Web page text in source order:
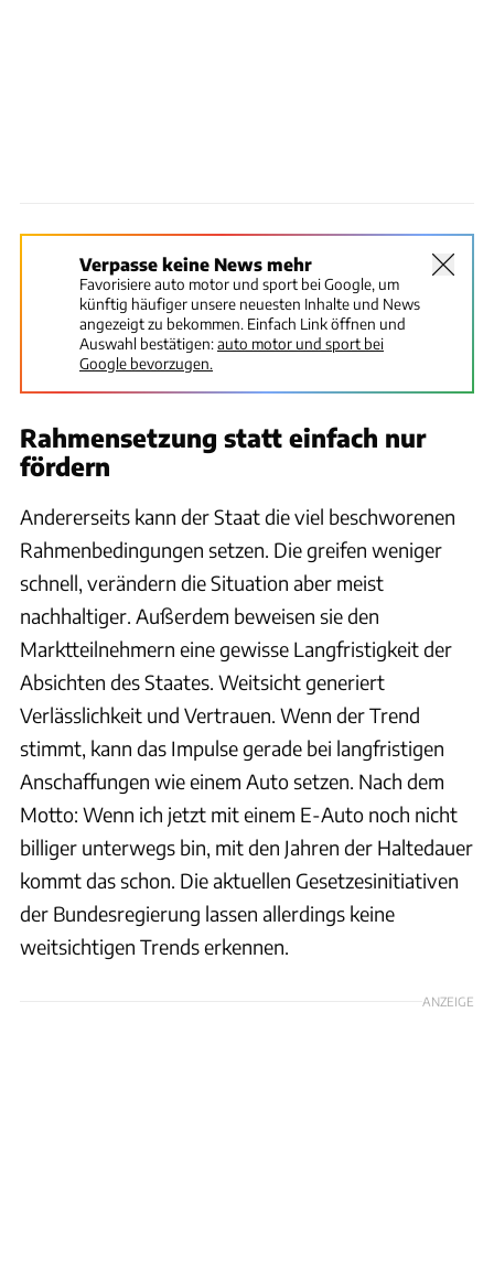
Verpasse keine News mehr
Favorisiere auto motor und sport bei Google, um
künftig häufiger unsere neuesten Inhalte und News
angezeigt zu bekommen. Einfach Link öffnen und
Auswahl bestätigen:auto motor und sport bei
Google bevorzugen.
Rahmensetzung statt einfach nur
fördern
Andererseits kann der Staat die viel beschworenen
Rahmenbedingungen setzen. Die greifen weniger
schnell, verändern die Situation aber meist
nachhaltiger. Außerdem beweisen sie den
Marktteilnehmern eine gewisse Langfristigkeit der
Absichten des Staates. Weitsicht generiert
Verlässlichkeit und Vertrauen. Wenn der Trend
stimmt, kann das Impulse gerade bei langfristigen
Anschaffungen wie einem Auto setzen. Nach dem
Motto: Wenn ich jetzt mit einem E-Auto noch nicht
billiger unterwegs bin, mit den Jahren der Haltedauer
kommt das schon. Die aktuellen Gesetzesinitiativen
der Bundesregierung lassen allerdings keine
weitsichtigen Trends erkennen.
ANZEIGE